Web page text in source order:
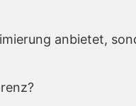
anbietet,